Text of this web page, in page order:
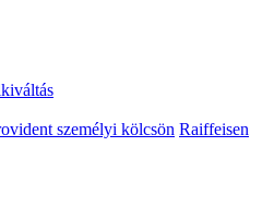
személyi kölcsön Raiffeisen